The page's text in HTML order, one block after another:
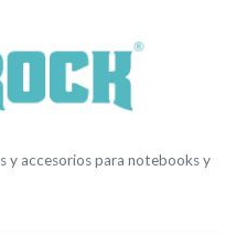
y accesorios para notebooks y